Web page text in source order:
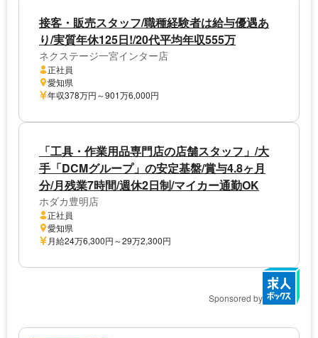
接客・販売スタッフ/職種経験者は給与優遇あ
り/実質年休125日!/20代平均年収555万
ネクステージ一宮インター店
正社員
愛知県
年収378万円～901万6,000円
「工具・作業用品専門店の店舗スタッフ」/大
手「DCMグループ」の安定基盤/賞与4.8ヶ月
分/月残業7時間/週休2日制/マイカー通勤OK
ホダカ豊明店
正社員
愛知県
月給24万6,300円～29万2,300円
Sponsored by